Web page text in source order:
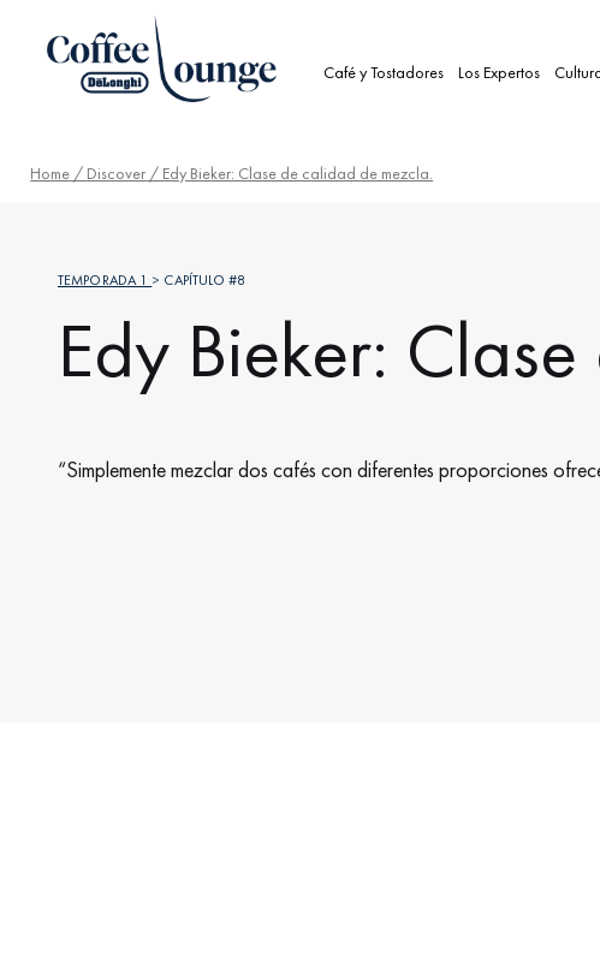
Café y Tostadores Los Expertos
Home / Discover / Edy Bieker: Clase de calidad de mezcla.
TEMPORADA 1 > CAPÍTULO #8
Edy Bieker:
“Simplemente mezclar dos cafés con diferentes proporciones